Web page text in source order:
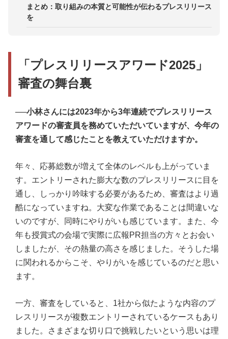
事例1．株式会社お亀堂『ぴよりんあん巻き』
事例4．クックデリ株式会社『花粉症手当』
まとめ：取り組みの本質と可能性が伝わるプレスリリース
を
「プレスリリースアワード2025」
審査の舞台裏
──小林さんには2023年から3年連続でプレスリリース
アワードの審査員を務めていただいていますが、今年の
審査を通して感じたことを教えていただけますか。
年々、応募総数が増えて全体のレベルも上がっていま
す。エントリーされた膨大な数のプレスリリースに目を
通し、しっかり吟味する必要があるため、審査はより過
酷になっていますね。大変な作業であることは間違いな
いのですが、同時にやりがいも感じています。また、今
年も授賞式の会場で実際に広報PR担当の方々とお会い
しましたが、その熱量の高さを感じました。そうした場
に関われるからこそ、やりがいを感じているのだと思い
ます。
一方、審査をしていると、1社から似たような内容のプ
レスリリースが複数エントリーされているケースもあり
ました。さまざまな切り口で挑戦したいという思いは理